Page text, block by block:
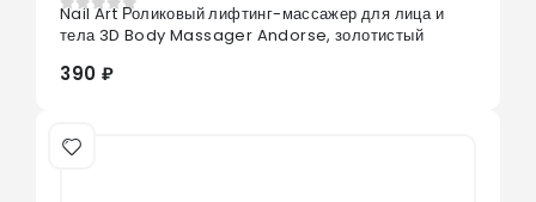
0из 5
Nail Art Роликовый лифтинг-массажер для лица и
тела 3D Body Massager Andorse, золотистый
390 ₽